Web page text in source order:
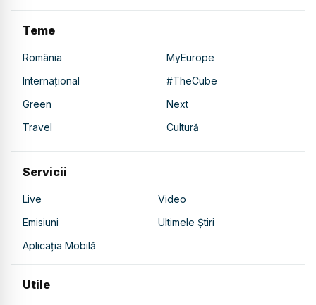
Teme
România
MyEurope
Internațional
#TheCube
Green
Next
Travel
Cultură
Servicii
Live
Video
Emisiuni
Ultimele Știri
Aplicația Mobilă
Utile